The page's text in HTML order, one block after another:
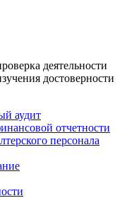
деятельности
достоверности
аудит
отчетности
персонала